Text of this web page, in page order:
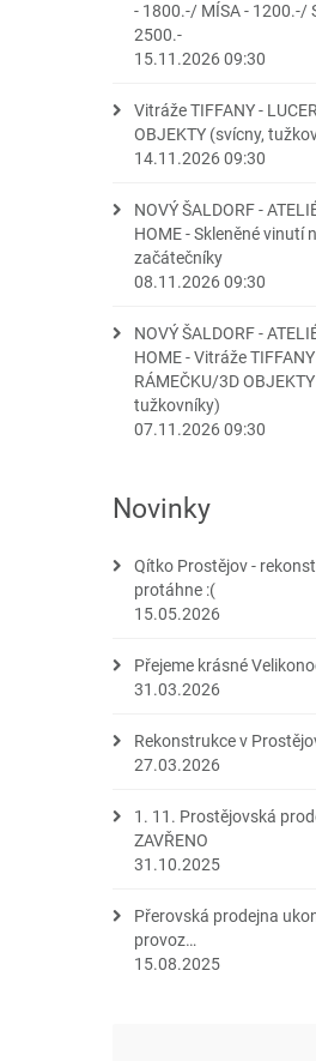
- 1800.-/ MÍSA - 1200.-/
2500.-
15.11.2026 09:30
Vitráže TIFFANY -
OBJEKTY (svícny,
14.11.2026 09:30
NOVÝ ŠALDORF -
HOME - Skleněné vinutí
začátečníky
08.11.2026 09:30
NOVÝ ŠALDORF -
HOME - Vitráže
RÁMEČKU/3D
tužkovníky)
07.11.2026 09:30
Novinky
Qítko Prostějov -
protáhne :(
15.05.2026
Přejeme krásné
31.03.2026
Rekonstrukce v
27.03.2026
1. 11. Prostějovská
ZAVŘENO
31.10.2025
Přerovská prodejna
provoz…
15.08.2025